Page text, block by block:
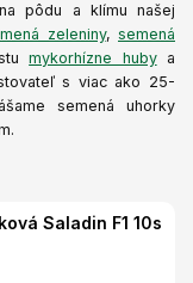
pôdu a klímu našej
zeleniny, semená
mykorhízne hubya
s viac ako 25-
semená uhorky
Saladin F1 10s